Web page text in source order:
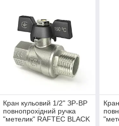
Кран кульовий 1/2" ЗР-ВР
повнопрохідний ручка
"метелик" RAFTEC BLACK